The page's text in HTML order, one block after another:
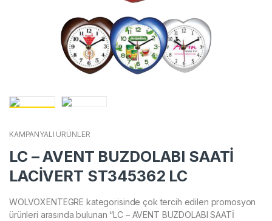
KAMPANYALI ÜRÜNLER
LC – AVENT BUZDOLABI SAATİ
LACİVERT ST345362 LC
WOLVOXENTEGRE kategorisinde çok tercih edilen promosyon
ürünleri arasında bulunan “LC – AVENT BUZDOLABI SAATİ